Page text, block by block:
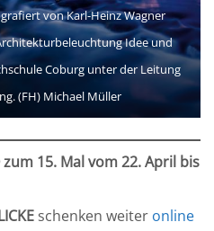
von Karl-Heinz Wagner
Idee und
Coburg unter der Leitung
(FH) Michael Müller
15. Mal vom 22. April bis
schenken weiter online